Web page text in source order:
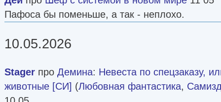
Пафоса бы поменьше, а так - неплохо.
10.05.2026
Stager про Демина: Невеста по спецзаказу,
животные [СИ] (Любовная фантастика,